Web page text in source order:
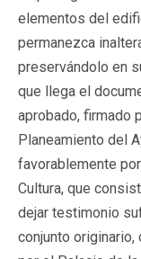
elementos del
permanezca
preservándolo en
que llega el
aprobado, firmado
Planeamiento del
favorablemente
Cultura, que
dejar testimonio
conjunto